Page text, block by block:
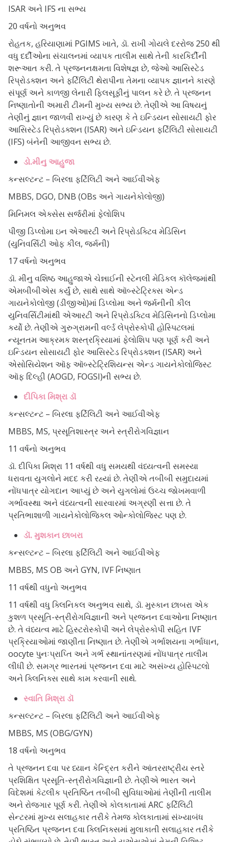
ISAR અને IFS ના સભ્ય
20 વર્ષનો અનુભવ
રોહતક, હરિયાણામાં PGIMS ખાતે, ડૉ. રાખી ગોયલે દરરોજ 250 થી
વધુ દર્દીઓના સંચાલનમાં વ્યાપક તાલીમ સાથે તેની કારકિર્દીની
શરૂઆત કરી. તે પ્રજનનક્ષમતા વિશેષજ્ઞ છે, જેઓ આસિસ્ટેડ
રિપ્રોડક્શન અને ફર્ટિલિટી થેરાપીના તેમના વ્યાપક જ્ઞાનને કારણે
સંપૂર્ણ અને કાળજી લેનારી ફિલસૂફીનું પાલન કરે છે. તે પ્રજનન
નિષ્ણાતોની અમારી ટીમની મુખ્ય સભ્ય છે. તેણીએ આ વિષયનું
તેણીનું જ્ઞાન જાળવી રાખ્યું છે કારણ કે તે ઇન્ડિયન સોસાયટી ફોર
આસિસ્ટેડ રિપ્રોડક્શન (ISAR) અને ઇન્ડિયન ફર્ટિલિટી સોસાયટી
(IFS) બંનેની આજીવન સભ્ય છે.
ડો.મીનુ આહુજા
કન્સલ્ટન્ટ – બિરલા ફર્ટિલિટી અને આઈવીએફ
MBBS, DGO, DNB (OBs અને ગાયનેકોલોજી)
મિનિમલ એક્સેસ સર્જરીમાં ફેલોશિપ
પીજી ડિપ્લોમા ઇન એઆરટી અને રિપ્રોડક્ટિવ મેડિસિન
(યુનિવર્સિટી ઓફ કીલ, જર્મની)
17 વર્ષનો અનુભવ
ડૉ. મીનુ વશિષ્ઠ આહુજાએ ચેન્નાઈની સ્ટેનલી મેડિકલ કૉલેજમાંથી
એમબીબીએસ કર્યું છે, સાથે સાથે ઑબ્સ્ટેટ્રિક્સ એન્ડ
ગાયનેકોલોજી (ડીજીઓ)માં ડિપ્લોમા અને જર્મનીની કીલ
યુનિવર્સિટીમાંથી એઆરટી અને રિપ્રોડક્ટિવ મેડિસિનનો ડિપ્લોમા
કર્યો છે. તેણીએ ગુરુગ્રામની વર્લ્ડ લેપ્રોસ્કોપી હોસ્પિટલમાં
ન્યૂનતમ આક્રમક શસ્ત્રક્રિયામાં ફેલોશિપ પણ પૂર્ણ કરી અને
ઇન્ડિયન સોસાયટી ફોર આસિસ્ટેડ રિપ્રોડક્શન (ISAR) અને
એસોસિયેશન ઑફ ઑબ્સ્ટેટ્રિશિયન્સ એન્ડ ગાયનેકોલોજિસ્ટ
ઑફ દિલ્હી (AOGD, FOGSI)ની સભ્ય છે.
દીપિકા મિશ્રા ડૉ
કન્સલ્ટન્ટ – બિરલા ફર્ટિલિટી અને આઈવીએફ
MBBS, MS, પ્રસૂતિશાસ્ત્ર અને સ્ત્રીરોગવિજ્ઞાન
11 વર્ષનો અનુભવ
ડૉ. દીપિકા મિશ્રા 11 વર્ષથી વધુ સમયથી વંધ્યત્વની સમસ્યા
ધરાવતા યુગલોને મદદ કરી રહ્યાં છે. તેણીએ તબીબી સમુદાયમાં
નોંધપાત્ર યોગદાન આપ્યું છે અને યુગલોમાં ઉચ્ચ જોખમવાળી
ગર્ભાવસ્થા અને વંધ્યત્વની સારવારમાં અગ્રણી સત્તા છે. તે
પ્રતિભાશાળી ગાયનેકોલોજિકલ ઓન્કોલોજિસ્ટ પણ છે.
ડૉ. મુશકાન છાબરા
કન્સલ્ટન્ટ – બિરલા ફર્ટિલિટી અને આઈવીએફ
MBBS, MS OB અને GYN, IVF નિષ્ણાત
11 વર્ષથી વધુનો અનુભવ
11 વર્ષથી વધુ ક્લિનિકલ અનુભવ સાથે, ડૉ. મુસ્કાન છાબરા એક
કુશળ પ્રસૂતિ-સ્ત્રીરોગવિજ્ઞાની અને પ્રજનન દવાઓના નિષ્ણાત
છે. તે વંધ્યત્વ માટે હિસ્ટરોસ્કોપી અને લેપ્રોસ્કોપી સહિત IVF
પ્રક્રિયાઓમાં જાણીતા નિષ્ણાત છે. તેણીએ ગર્ભાશયના ગર્ભાધાન,
oocyte પુનઃપ્રાપ્તિ અને ગર્ભ સ્થાનાંતરણમાં નોંધપાત્ર તાલીમ
લીધી છે. સમગ્ર ભારતમાં પ્રજનન દવા માટે અસંખ્ય હોસ્પિટલો
અને ક્લિનિક્સ સાથે કામ કરવાની સાથે.
સ્વાતિ મિશ્રા ડૉ
કન્સલ્ટન્ટ – બિરલા ફર્ટિલિટી અને આઈવીએફ
MBBS, MS (OBG/GYN)
18 વર્ષનો અનુભવ
તે પ્રજનન દવા પર ધ્યાન કેન્દ્રિત કરીને આંતરરાષ્ટ્રીય સ્તરે
પ્રશિક્ષિત પ્રસૂતિ-સ્ત્રીરોગવિજ્ઞાની છે. તેણીએ ભારત અને
વિદેશમાં કેટલીક પ્રતિષ્ઠિત તબીબી સુવિધાઓમાં તેણીની તાલીમ
અને રોજગાર પૂર્ણ કરી. તેણીએ કોલકાતામાં ARC ફર્ટિલિટી
સેન્ટરમાં મુખ્ય સલાહકાર તરીકે તેમજ કોલકાતામાં સંખ્યાબંધ
પ્રતિષ્ઠિત પ્રજનન દવા ક્લિનિક્સમાં મુલાકાતી સલાહકાર તરીકે